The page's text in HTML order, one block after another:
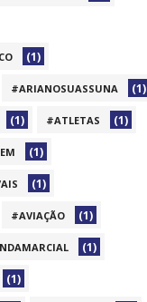
(1)
#ARIANOSUASSUNA (1)
(1) #ATLETAS (1)
(1)
(1)
#AVIAÇÃO (1)
(1)
(1)